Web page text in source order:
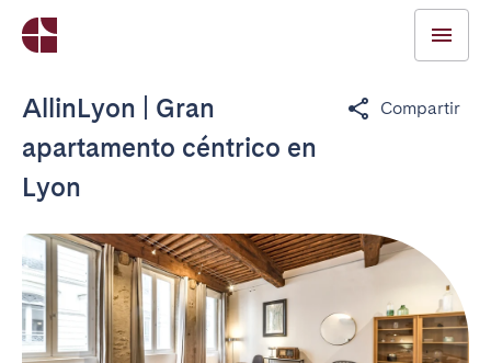
AllinLyon | Gran
apartamento céntrico en
Lyon
Compartir